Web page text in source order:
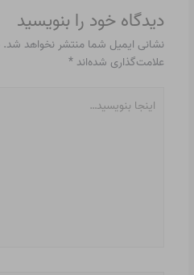
دیدگاه‌ خود را بنویسید
نشانی ایمیل شما منتشر نخواهد شد.
علامت‌گذاری شده‌اند *
بنویسید…